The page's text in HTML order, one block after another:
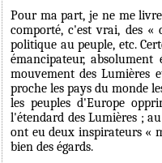
Pour ma part, je ne me
comporté, c'est vrai, des «
politique au peuple, etc.
émancipateur,
mouvement des Lumières
proche les pays du monde
les peuples d'Europe
l'étendard des Lumières ;
ont eu deux inspirateurs «
bien des égards.